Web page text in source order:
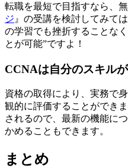
転職を最短で目指すなら、
ジ 』の受講を検討してみて
の学習でも挫折することな
とが可能”ですよ！
CCNAは自分のスキル
資格の取得により、実務で
観的に評価することができ
されるので、最新の機能に
かめることもできます。
まとめ